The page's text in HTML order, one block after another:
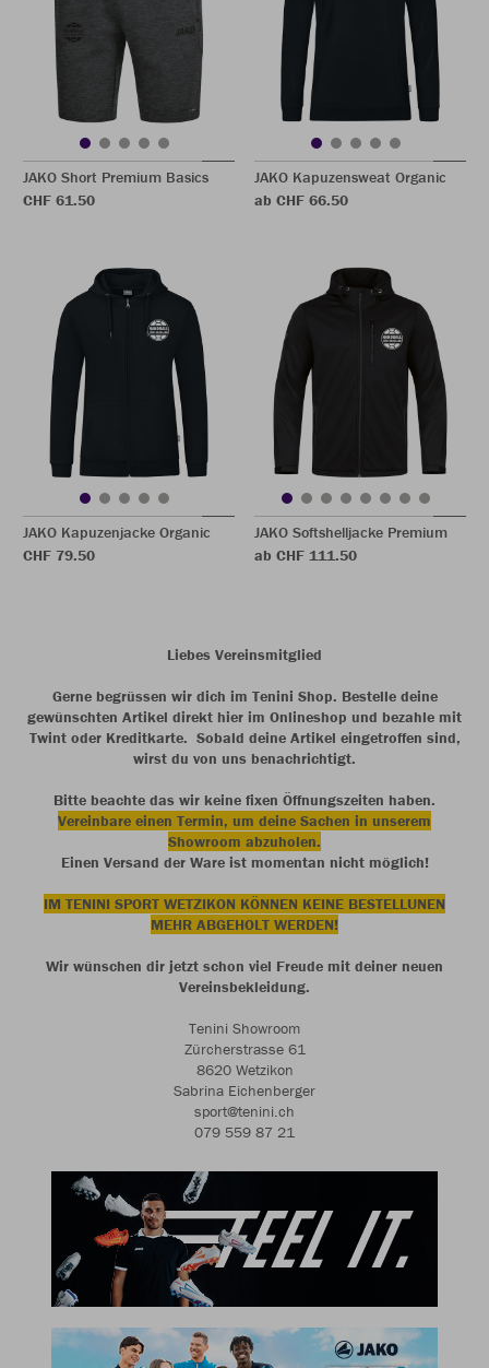
JAKO Short Premium Basics
CHF 61.50
JAKO Kapuzensweat Organic
ab CHF 66.50
JAKO Kapuzenjacke Organic
CHF 79.50
JAKO Softshelljacke Premium
ab CHF 111.50
Liebes Vereinsmitglied
Gerne begrüssen wir dich im Tenini Shop. Bestelle deine
gewünschten Artikel direkt hier im Onlineshop und bezahle mit
Twint oder Kreditkarte. Sobald deine Artikel eingetroffen sind,
wirst du von uns benachrichtigt.
Bitte beachte das wir keine fixen Öffnungszeiten haben.
Vereinbare einen Termin, um deine Sachen in unserem
Showroom abzuholen.
Einen Versand der Ware ist momentan nicht möglich!
IM TENINI SPORT WETZIKON KÖNNEN KEINE BESTELLUNEN
MEHR ABGEHOLT WERDEN!
Wir wünschen dir jetzt schon viel Freude mit deiner neuen
Vereinsbekleidung.
Tenini Showroom
Zürcherstrasse 61
8620 Wetzikon
Sabrina Eichenberger
sport@tenini.ch
079 559 87 21